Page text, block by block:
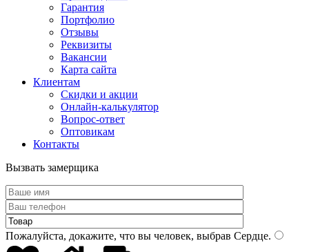
Гарантия
Портфолио
Отзывы
Реквизиты
Вакансии
Карта сайта
Клиентам
Скидки и акции
Онлайн-калькулятор
Вопрос-ответ
Оптовикам
Контакты
Вызвать замерщика
Пожалуйста, докажите, что вы человек, выбрав Сердце.